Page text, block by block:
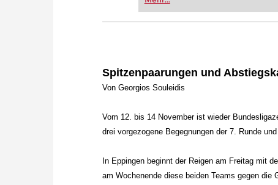
zuvor.
Spitzenpaarungen und
Von Georgios Souleidis
Vom 12. bis 14 November ist wieder
drei vorgezogene Begegnungen der 7. Runde
In Eppingen beginnt der Reigen am Freitag mit
am Wochenende diese beiden Teams gegen